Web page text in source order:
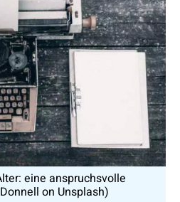
eine anspruchsvolle
on Unsplash)